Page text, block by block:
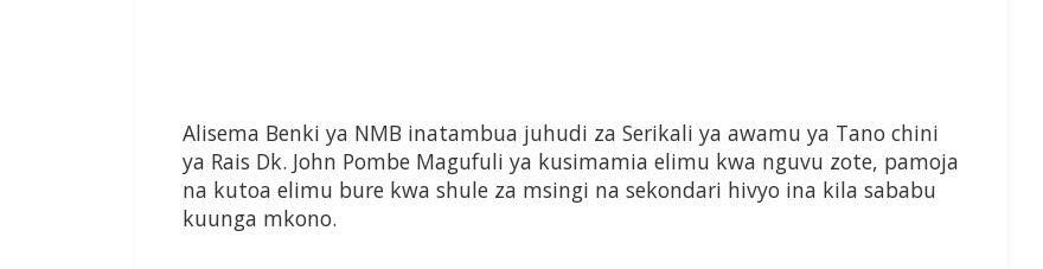
Alisema Benki ya NMB inatambua juhudi za Serikali ya awamu ya Tano chini
ya Rais Dk. John Pombe Magufuli ya kusimamia elimu kwa nguvu zote, pamoja
na kutoa elimu bure kwa shule za msingi na sekondari hivyo ina kila sababu
kuunga mkono.